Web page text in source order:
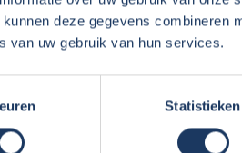
deze gegevens combineren
van uw gebruik van hun services.
Statistieken
binnen. De camper vonden
een camper huren gaan we
hebt?